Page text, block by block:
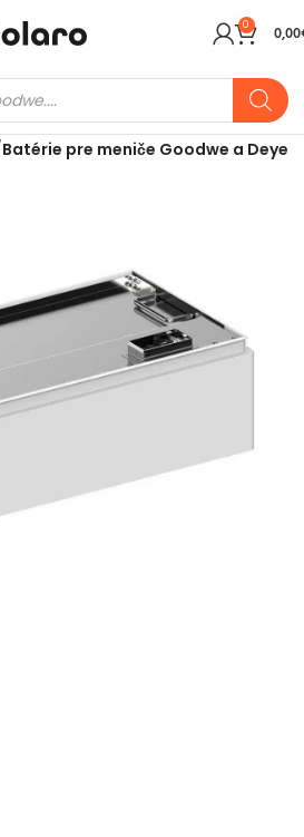
0 0,00
Batérie pre fotovoltiku
Batérie pre meniče Goodwe a Deye